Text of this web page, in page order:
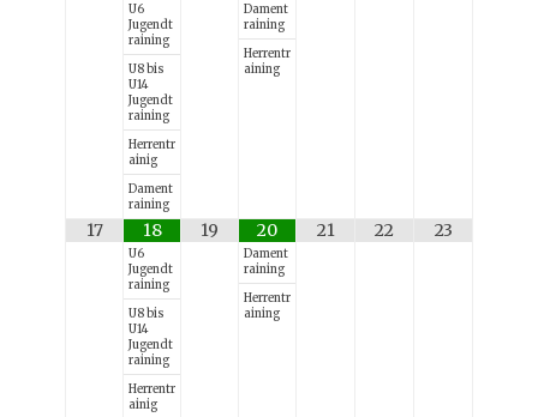
U6
Jugendt
raining
U8 bis
U14
Jugendt
raining
Herrentr
ainig
Dament
raining
Dament
raining
Herrentr
aining
17 18
U6
Jugendt
raining
U8 bis
U14
Jugendt
raining
Herrentr
ainig
19 20
Dament
raining
Herrentr
aining
21 22 23